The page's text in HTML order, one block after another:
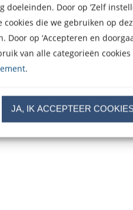
Door op ‘Zelf
die we gebruiken op
op ‘Accepteren en
van alle categorieën cookies
.
JA, IK ACCEPTEER